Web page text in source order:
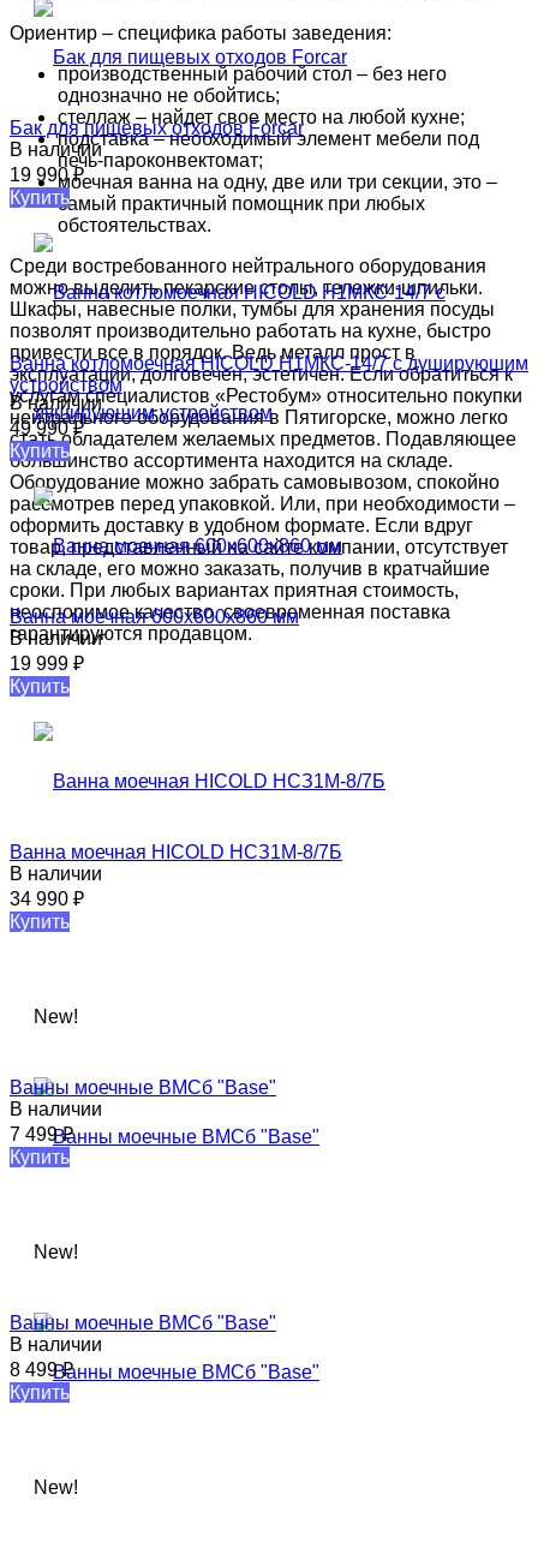
Ориентир – специфика работы заведения:
производственный рабочий стол – без него
однозначно не обойтись;
стеллаж – найдет свое место на любой кухне;
подставка – необходимый элемент мебели под
печь-пароконвектомат;
моечная ванна на одну, две или три секции, это –
самый практичный помощник при любых
обстоятельствах.
Среди востребованного нейтрального оборудования
можно выделить пекарские столы, тележки-шпильки.
Шкафы, навесные полки, тумбы для хранения посуды
позволят производительно работать на кухне, быстро
привести все в порядок. Ведь металл прост в
эксплуатации, долговечен, эстетичен. Если обратиться к
услугам специалистов «Рестобум» относительно покупки
нейтрального оборудования в Пятигорске, можно легко
стать обладателем желаемых предметов. Подавляющее
большинство ассортимента находится на складе.
Оборудование можно забрать самовывозом, спокойно
рассмотрев перед упаковкой. Или, при необходимости –
оформить доставку в удобном формате. Если вдруг
товар, представленный на сайте компании, отсутствует
на складе, его можно заказать, получив в кратчайшие
сроки. При любых вариантах приятная стоимость,
неоспоримое качество, своевременная поставка
гарантируются продавцом.
Бак для пищевых отходов Forcar
В наличии
19 990₽
Купить
Ванна котломоечная HICOLD Н1МКС-14/7 с душируюшим
устройством
В наличии
49 990₽
Купить
Ванна моечная 600х600х860​​​ мм
В наличии
19 999 ₽
Купить
Ванна моечная HICOLD НСЗ1М-8/7Б
В наличии
34 990 ₽
Купить
New!
Ванны моечные​ ВМСб "Base"
В наличии
7 499₽
Купить
New!
Ванны моечные​ ВМСб "Base"
В наличии
8 499₽
Купить
New!